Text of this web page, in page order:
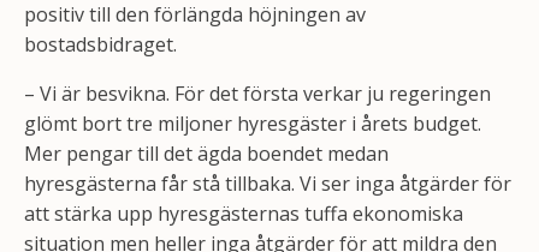
positiv till den förlängda höjningen av
bostadsbidraget.
– Vi är besvikna. För det första verkar ju regeringen
glömt bort tre miljoner hyresgäster i årets budget.
Mer pengar till det ägda boendet medan
hyresgästerna får stå tillbaka. Vi ser inga åtgärder för
att stärka upp hyresgästernas tuffa ekonomiska
situation men heller inga åtgärder för att mildra den